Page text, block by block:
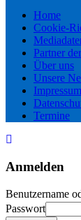
Home
Cookie-
Partner
Über uns
Unsere
Impressum
Termine
Anmelden
Benutzername
Passwort